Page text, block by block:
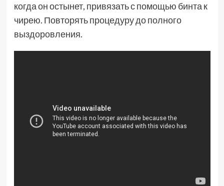
когда он остынет, привязать с помощью бинта к
чирею. Повторять процедуру до полного
выздоровления.